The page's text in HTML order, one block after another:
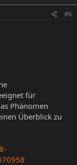
#6
für
Phänomen
Überblick zu